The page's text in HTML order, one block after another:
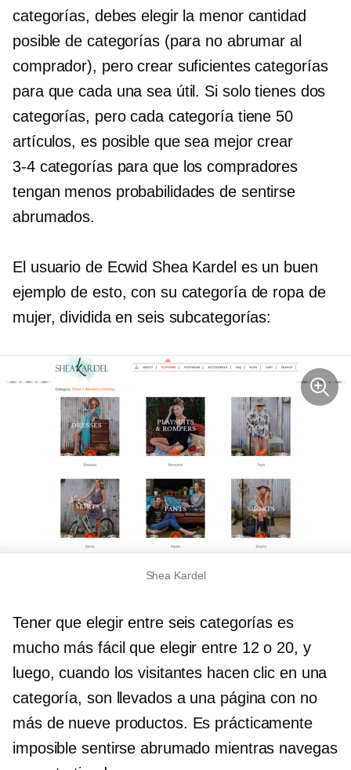
categorías, debes elegir la menor cantidad
posible de categorías (para no abrumar al
comprador), pero crear suficientes categorías
para que cada una sea útil. Si solo tienes dos
categorías, pero cada categoría tiene 50
artículos, es posible que sea mejor crear
3-4categorías para que los compradores
tengan menos probabilidades de sentirse
abrumados.
El usuario de Ecwid Shea Kardel es un buen
ejemplo de esto, con su categoría de ropa de
mujer, dividida en seis subcategorías:
Shea Kardel
Tener que elegir entre seis categorías es
mucho más fácil que elegir entre 12 o 20, y
luego, cuando los visitantes hacen clic en una
categoría, son llevados a una página con no
más de nueve productos. Es prácticamente
imposible sentirse abrumado mientras navegas